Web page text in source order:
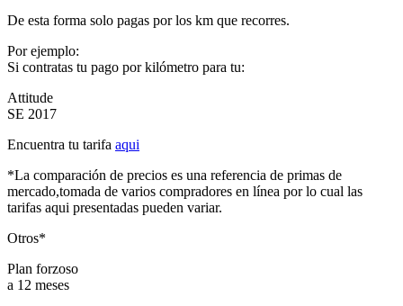
De esta forma solo pagas por los km que recorres.
Por ejemplo:
Si contratas tu pago por kilómetro para tu:
Attitude
SE 2017
Encuentra tu tarifa aqui
*La comparación de precios es una referencia de primas de
mercado,tomada de varios compradores en línea por lo cual las
tarifas aqui presentadas pueden variar.
Otros*
Plan forzoso
a 12 meses